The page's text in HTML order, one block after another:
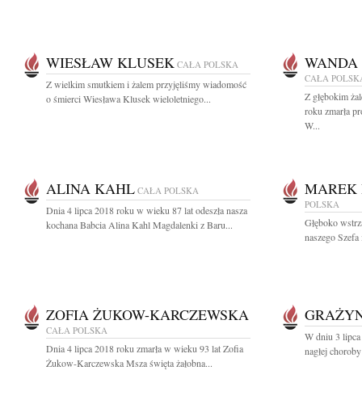
WIESŁAW KLUSEK CAŁA POLSKA
Z wielkim smutkiem i żalem przyjęliśmy wiadomość
o śmierci Wiesława Klusek wieloletniego...
WANDA
CAŁA
Z głębokim
roku zmarła
W...
ALINA KAHL CAŁA POLSKA
Dnia 4 lipca 2018 roku w wieku 87 lat odeszła nasza
kochana Babcia Alina Kahl Magdalenki z Baru...
MAREK
POLSKA
Głęboko
naszego
ZOFIA ŻUKOW-KARCZEWSKA
CAŁA POLSKA
Dnia 4 lipca 2018 roku zmarła w wieku 93 lat Zofia
Żukow-Karczewska Msza święta żałobna...
W dniu 3
nagłej